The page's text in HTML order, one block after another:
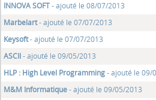
INNOVA SOFT- ajouté le 08/07/2013
Marbelart- ajouté le 07/07/2013
Keysoft- ajouté le 07/07/2013
ASCII- ajouté le 09/05/2013
HLP : High Level Programming- ajouté le 09/
M&M Informatique- ajouté le 09/05/2013